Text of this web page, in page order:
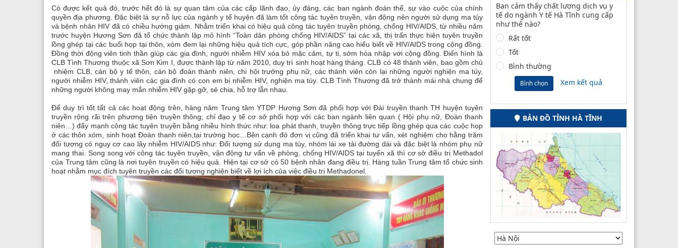
Có được kết quả đó, trước hết đó là sự quan tâm của các cấp lãnh đạo, ủy đảng, các ban ngành đoàn thể, sự vào cuộc của chính
quyền địa phương. Đặc biệt là sự nỗ lực của ngành y tế huyện đã làm tốt công tác tuyên truyền, vận động nên người sử dụng ma túy
và bệnh nhân HIV đã có chiều hướng giảm. Nhằm triển khai có hiệu quả công tác tuyên truyền phòng, chống HIV/AIDS, từ nhiều năm
trước huyện Hương Sơn đã tổ chức thành lập mô hình “Toàn dân phòng chống HIV/AIDS” tại các xã, thị trấn thực hiện tuyên truyền
lồng ghép tại các buổi họp tại thôn, xóm đem lại những hiệu quả tích cực, góp phần nâng cao hiểu biết về HIV/AIDS trong cộng đồng.
Đồng thời động viên tinh thần giúp các gia đình, người nhiễm HIV xóa bỏ mặc cảm, tự ti, sớm hòa nhập với cộng đồng .Điển hình là
CLB Tình Thương thuộc xã Sơn Kim I, được thành lập từ năm 2010, duy trì sinh hoạt hàng tháng. CLB có 48 thành viên, bao gồm chủ
nhiệm CLB, cán bộ y tế thôn, cán bộ đoàn thành niên, chi hội trưởng phụ nữ, các thành viên còn lạinhững người nghiện ma túy,
người nhiễm HIV, thành viên các gia đình có con em bị nhiễm HIV, nghiện ma túy. CLB Tình Thương đã trở thành mái nhà chung để
những người không may mắn nhiễm HIV gặp gỡ, sẻ chia, hỗ trợ lẫn nhau.
Để duy trì tốt tất cả các hoạt động trên, hàng năm Trung tâm YTDP Hương Sơnđã phối hợp với Đài truyền thanh TH huyện tuyên
truyền rộng rãi trên phương tiện truyền thông; chỉ đạo y tế cơ sở phối hợp với các ban ngành liên quan ( Hội phụ nữ, Đoàn thanh
niên…) đẩy mạnh công tác tuyên truyền bằng nhiều hình thức như: loa phát thanh, truyền thông trực tiếp lồng ghép qua các cuộc họp
ở các thôn xóm, sinh hoạt Đoàn thanh niên,tại trường học…Bên cạnh đó đơn vị cũng đã triển khai tư vấn, xét nghiệm cho hằng trăm
đối tượng có nguy cơ cao lây nhiễm HIV/AIDS như: Đối tượng sử dụng ma túy, nhóm lái xe tải đường dài và đặc biệt là nhóm phụ nữ
mang thai. Song song với công tác tuyên truyền, vận động tư vấn về phòng, chống HIV/AIDS tại tuyến xã thì cơ sở điều trị Methadol
của Trung tâm cũng là nơi tuyên truyền có hiệu quả. Hiện tại cơ sở có 50 bệnh nhân đang điều trị. Hàng tuần Trung tâm tổ chức sinh
hoạt nhằm mục đích tuyên truyền các đối tượng nghiện biết về lợi ích của việc điều trị Methadonel.
Bạn cảm thấy chất lượng dịch vụ y
tế do ngành Y tế Hà Tĩnh cung cấp
như thế nào?
Rất tốt
Tốt
Bình thường
Bình chọn Xem kết quả
BẢN ĐỒ TỈNH HÀ TĨNH